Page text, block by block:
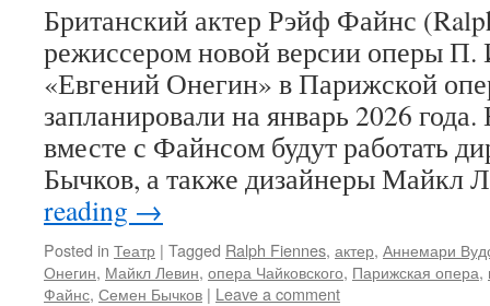
Британский актер Рэйф Файнс
режиссером новой версии оперы П.
«Евгений Онегин» в Парижской
запланировали на январь 2026
вместе с Файнсом будут работать
Бычков, а также дизайнеры
reading →
Posted in Театр | Tagged Ralph Fiennes, актер, Аннемари
Онегин, Майкл Левин, опера Чайковского, Парижская опера,
Файнс, Семен Бычков | Leave a comment